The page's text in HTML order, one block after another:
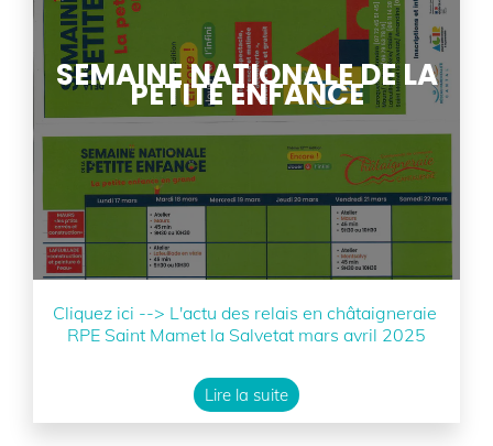
SEMAINE NATIONALE DE LA
PETITE ENFANCE
Cliquez ici --> L'actu des relais en châtaigneraie
RPE Saint Mamet la Salvetat mars avril 2025
Lire la suite